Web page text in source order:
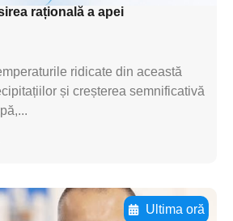
rațională a apei
ridicate din această
și creșterea semnificativă
Ultima oră